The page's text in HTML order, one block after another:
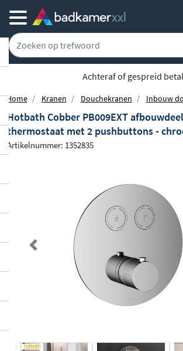
Achteraf of gespreid
Home Kranen Douchekranen Inbouw
Hotbath Cobber PB009EXT
thermostaat met 2 pushbuttons -
Artikelnummer: 1352835
Previous